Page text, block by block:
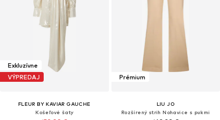
Exkluzívne
VÝPREDAJ
FLEUR BY KAVIAR GAUCHE
Košeľové šaty
Prémium
LIU JO
Rozšírený strih Nohavice s pukmi